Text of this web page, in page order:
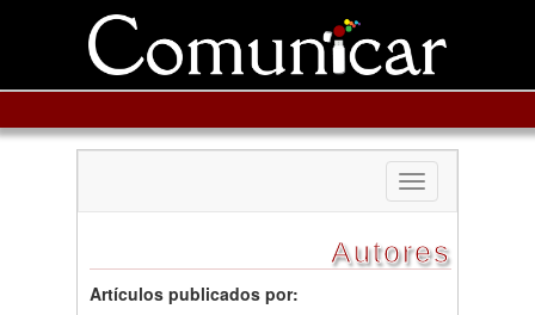
Toggle
navigation
Autores
Artículos publicados por: